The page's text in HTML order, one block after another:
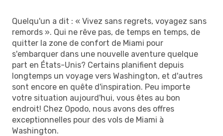
Quelqu'un a dit : « Vivez sans regrets, voyagez sans
remords ». Qui ne rêve pas, de temps en temps, de
quitter la zone de confort de Miami pour
s'embarquer dans une nouvelle aventure quelque
part en États-Unis? Certains planifient depuis
longtemps un voyage vers Washington, et d'autres
sont encore en quête d'inspiration. Peu importe
votre situation aujourd'hui, vous êtes au bon
endroit! Chez Opodo, nous avons des offres
exceptionnelles pour des vols de Miami à
Washington.